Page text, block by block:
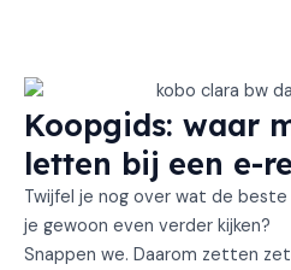
Koopgids: waar
letten bij een e-
Twijfel je nog over wat de
je gewoon even verder kijken?
Snappen we. Daarom zetten